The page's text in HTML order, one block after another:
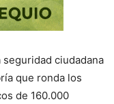
ciudadana
que ronda los
de 160.000